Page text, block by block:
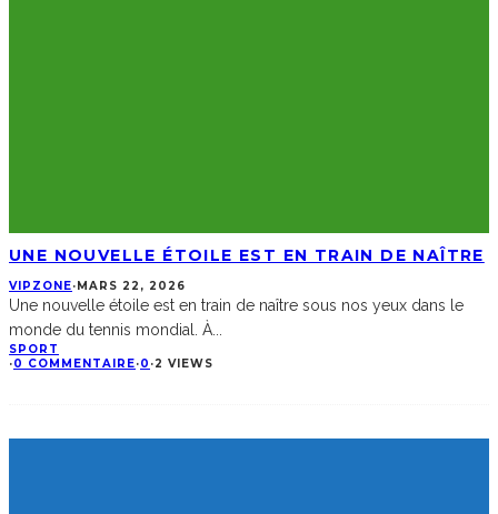
UNE NOUVELLE ÉTOILE EST EN TRAIN DE NAÎTRE
VIPZONE·MARS 22, 2026
Une nouvelle étoile est en train de naître sous nos yeux dans le
monde du tennis mondial. À
SPORT
·0 COMMENTAIRE·0 ·2 VIEWS